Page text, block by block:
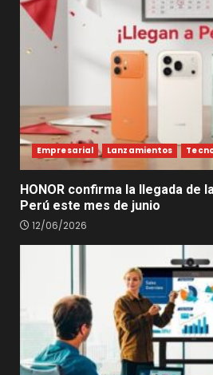
Empresarial Lanzamientos
HONOR confirma la llegada de
Perú este mes de junio
12/06/2026